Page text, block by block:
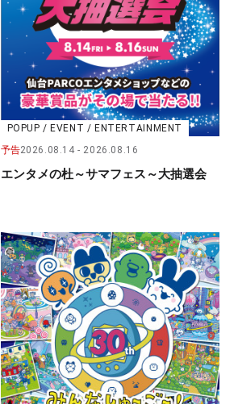
POPUP / EVENT / ENTERTAINMENT
予告2026.08.14 2026.08.16
エンタメの杜～サマフェス～大抽選会